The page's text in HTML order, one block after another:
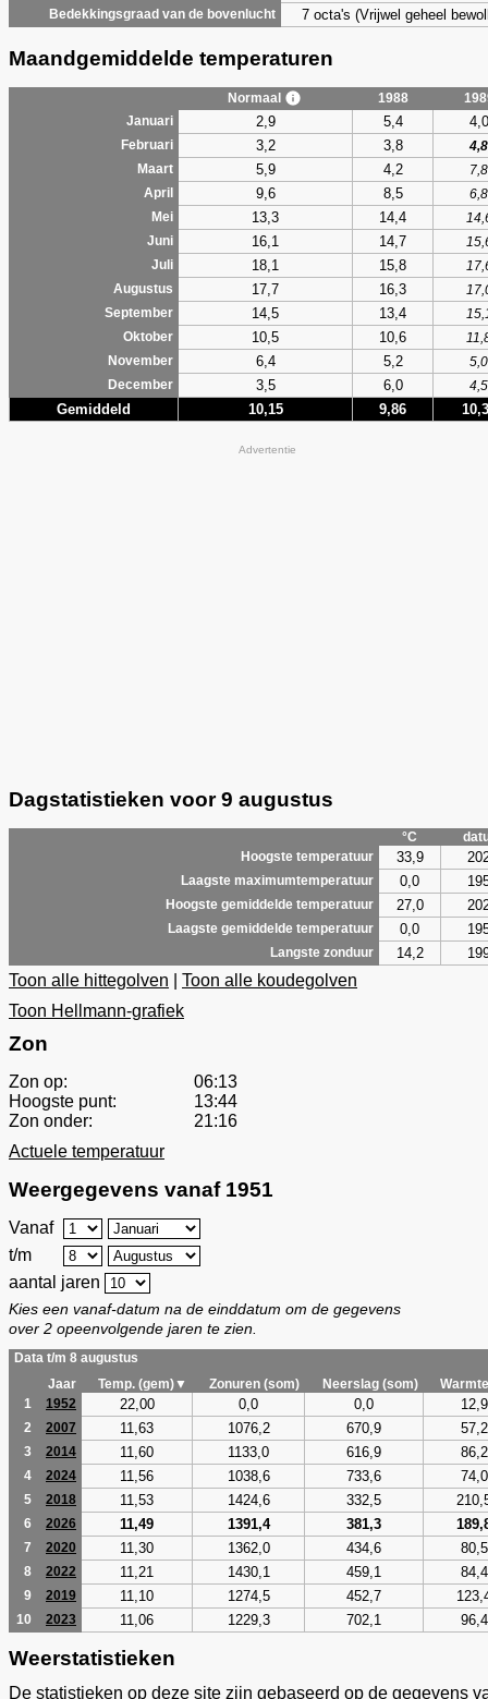
Bedekkingsgraad van de bovenlucht 7 octa's (Vrijwel geheel
Maandgemiddelde temperaturen
Normaal 1988
Januari
2,9 5,4 4,0
Februari 3,2 3,8
4,8
Maart
5,9 4,2
7,8
April
9,6 8,5
6,8
Mei
13,3 14,4
Juni
16,1 14,7
Juli
18,1 15,8
Augustus
17,7 16,3
September
14,5 13,4
Oktober
10,5 10,6
November
6,4 5,2
5,0
December
3,5 6,0 4,5
Gemiddeld 10,15 9,86
Advertentie
Dagstatistieken voor 9 augustus
°C
Hoogste temperatuur
33,9
Laagste maximumtemperatuur 0,0
Hoogste gemiddelde temperatuur 27,0
Laagste gemiddelde temperatuur 0,0
Langste zonduur 14,2
Toon alle hittegolven
Toon alle koudegolven
Toon Hellmann-grafiek
Zon
Zon op:
06:13
Hoogste punt:
13:44
Zon onder:
21:16
Actuele temperatuur
Weergegevens vanaf 1951
Vanaf
t/m
aantal jaren
Kies een vanaf-datum na de einddatum om de gegevens
over 2 opeenvolgende jaren te zien.
Data t/m 8 augustus
Jaar
Temp. (gem)▼ Zonuren (som) Neerslag (som)
1
1952 22,00 0,0 0,0 12,9
2 2007 11,63 1076,2 670,9 57,2
3 2014 11,60 1133,0 616,9 86,2
4 2024 11,56 1038,6 733,6 74,0
5 2018 11,53 1424,6 332,5
6 2026 11,49 1391,4 381,3
7 2020 11,30 1362,0 434,6 80,5
8 2022 11,21 1430,1 459,1 84,4
9 2019 11,10 1274,5 452,7
10 2023 11,06 1229,3 702,1 96,4
Weerstatistieken
De statistieken op deze site zijn gebaseerd op de gegevens